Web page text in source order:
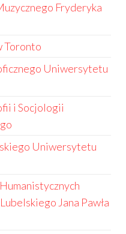
Fryderyka
Toronto
Uniwersytetu
i Socjologii
Uniwersytetu
Jana Pawła